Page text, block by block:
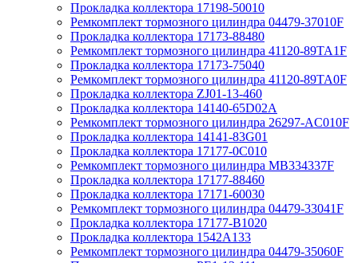
Прокладка коллектора 17198-50010
Ремкомплект тормозного цилиндра 04479-37010F
Прокладка коллектора 17173-88480
Ремкомплект тормозного цилиндра 41120-89TA1F
Прокладка коллектора 17173-75040
Ремкомплект тормозного цилиндра 41120-89TA0F
Прокладка коллектора ZJ01-13-460
Прокладка коллектора 14140-65D02A
Ремкомплект тормозного цилиндра 26297-AC010F
Прокладка коллектора 14141-83G01
Прокладка коллектора 17177-0C010
Ремкомплект тормозного цилиндра MB334337F
Прокладка коллектора 17177-88460
Прокладка коллектора 17171-60030
Ремкомплект тормозного цилиндра 04479-33041F
Прокладка коллектора 17177-B1020
Прокладка коллектора 1542A133
Ремкомплект тормозного цилиндра 04479-35060F